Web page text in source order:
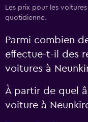
Les prix pour les
quotidienne.
Parmi combien
effectue-t-il des
voitures à
À partir de quel
voiture à